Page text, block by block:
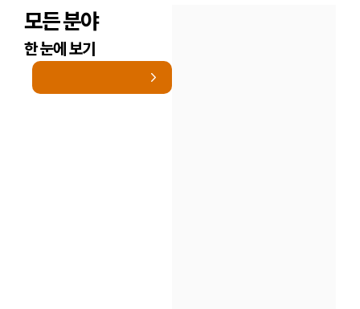
모든 분야
한 눈에 보기